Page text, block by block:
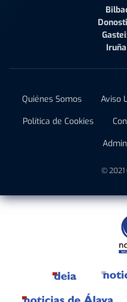
Iruña
Quiénes Somos Aviso
Política de Cookies
© 2021